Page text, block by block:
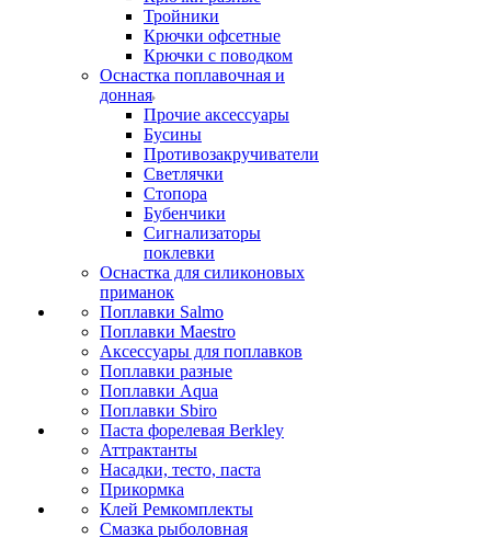
Тройники
Крючки офсетные
Крючки с поводком
Оснастка поплавочная и
донная
Прочие аксессуары
Бусины
Противозакручиватели
Светлячки
Стопора
Бубенчики
Сигнализаторы
поклевки
Оснастка для силиконовых
приманок
Поплавки Salmo
Поплавки Maestro
Аксессуары для поплавков
Поплавки разные
Поплавки Aqua
Поплавки Sbiro
Паста форелевая Berkley
Аттрактанты
Насадки, тесто, паста
Прикормка
Клей Ремкомплекты
Смазка рыболовная